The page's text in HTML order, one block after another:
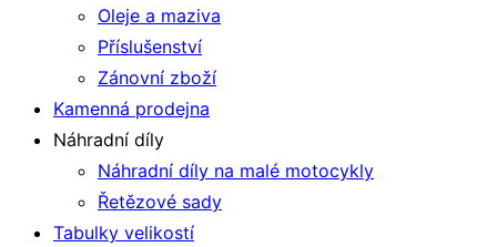
Oleje a maziva
Příslušenství
Zánovní zboží
Kamenná prodejna
Náhradní díly
Náhradní díly na malé motocykly
Řetězové sady
Tabulky velikostí